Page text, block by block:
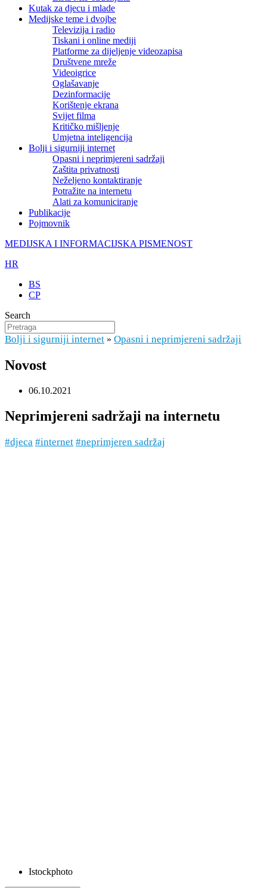
Kutak za djecu i mlade
Medijske teme i dvojbe
Televizija i radio
Tiskani i online mediji
Platforme za dijeljenje videozapisa
Društvene mreže
Videoigrice
Oglašavanje
Dezinformacije
Korištenje ekrana
Svijet filma
Kritičko mišljenje
Umjetna inteligencija
Bolji i sigurniji internet
Opasni i neprimjereni sadržaji
Zaštita privatnosti
Neželjeno kontaktiranje
Potražite na internetu
Alati za komuniciranje
Publikacije
Pojmovnik
MEDIJSKA I INFORMACIJSKA PISMENOST
HR
BS
CP
Search
Bolji i sigurniji internet » Opasni i neprimjereni sadržaji
Novost
06.10.2021
Neprimjereni sadržaji na internetu
#djeca #internet #neprimjeren sadržaj
Istockphoto